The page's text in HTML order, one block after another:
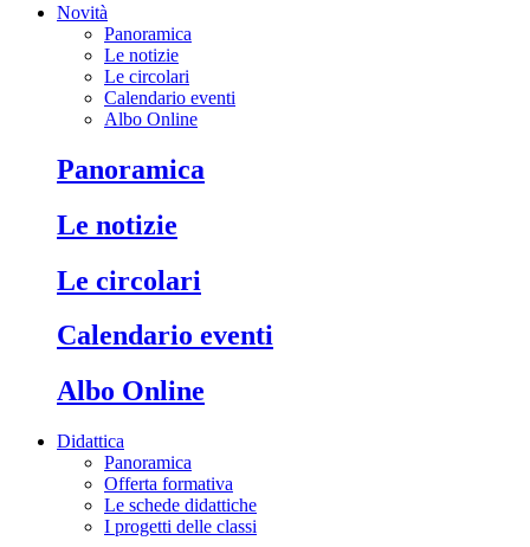
Novità
Panoramica
Le notizie
Le circolari
Calendario eventi
Albo Online
Panoramica
Le notizie
Le circolari
Calendario eventi
Albo Online
Didattica
Panoramica
Offerta formativa
Le schede didattiche
I progetti delle classi